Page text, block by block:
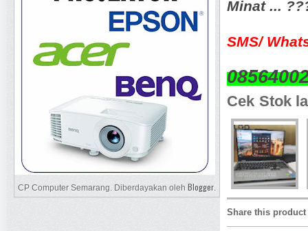
Minat ...
SMS/
Cek Stok
Share this product
CP Computer Semarang. Diberdayakan oleh Blogger.